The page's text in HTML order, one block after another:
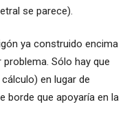
se parece).
ya construido encima
Sólo hay que
en lugar de
borde que apoyaría en la